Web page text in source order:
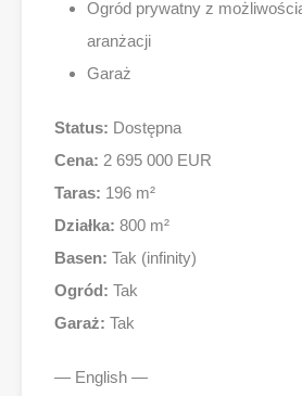
Ogród prywatny z
aranżacji
Garaż
Status: Dostępna
Cena: 2 695 000 EUR
Taras: 196 m²
Działka: 800 m²
Basen: Tak (infinity)
Ogród: Tak
Garaż: Tak
— English —